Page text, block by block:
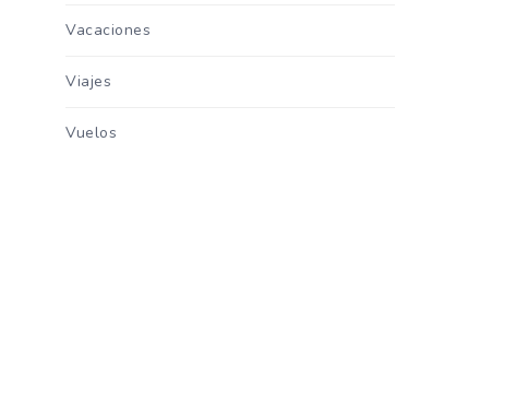
Vacaciones
Viajes
Vuelos